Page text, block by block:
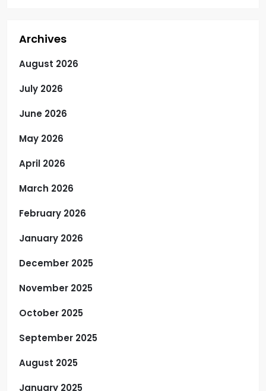
Archives
August 2026
July 2026
June 2026
May 2026
April 2026
March 2026
February 2026
January 2026
December 2025
November 2025
October 2025
September 2025
August 2025
January 2025